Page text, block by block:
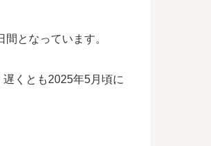
となっています。
くとも2025年5月頃に